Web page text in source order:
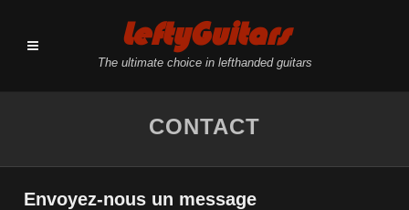
LeftyGuitars
The ultimate choice in lefthanded guitars
CONTACT
Envoyez-nous un message